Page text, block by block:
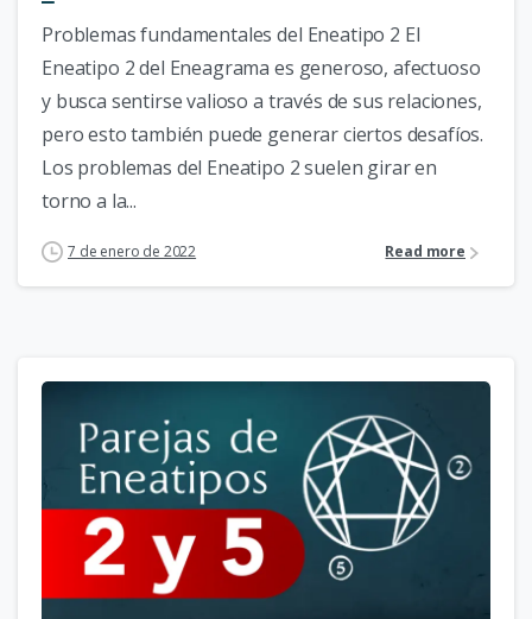
Problemas fundamentales del Eneatipo 2 El
Eneatipo 2 del Eneagrama es generoso, afectuoso
y busca sentirse valioso a través de sus relaciones,
pero esto también puede generar ciertos desafíos.
Los problemas del Eneatipo 2 suelen girar en
torno a la...
7 de enero de 2022 Read more